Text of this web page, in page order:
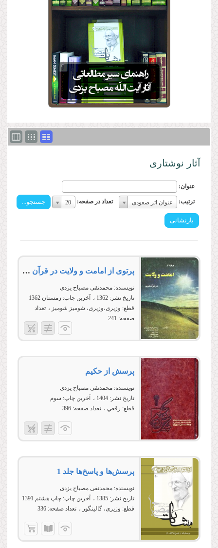
آثار نوشتاری
عنوان:
ترتیب: عنوان اثر صعودی
ترتیب:
تعداد در صفحه: 20
تعداد
در
پرتوى از امامت و ولایت در قرآن كریم
نویسنده: محمدتقی مصباح یزدی
تاریخ نشر: 1362 آخرین چاپ: زمستان 1362
قطع: وزیری،وزیری، شومیز شومیز
تعداد
صفحه: 241
پرسش از حكيم
نویسنده: محمدتقی مصباح يزدی
تاریخ نشر: 1404 آخرین چاپ: سوم
قطع: رقعي تعداد صفحه: 396
پرسش‌ها و پاسخ‌ها جلد 1
نویسنده: محمدتقی مصباح یزدی
تاریخ نشر: 1385 آخرین چاپ: چاپ هشتم 1391
قطع: وزیری، گالینگور تعداد صفحه: 336